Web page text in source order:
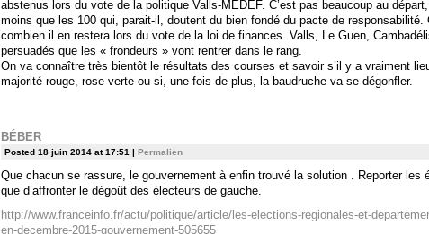
abstenus lors du vote de la politique Valls-MEDEF. C’est pas beaucoup au
moins que les 100 qui, parait-il, doutent du bien fondé du pacte de responsabilité.
combien il en restera lors du vote de la loi de finances. Valls, Le Guen,
persuadés que les « frondeurs » vont rentrer dans le rang.
On va connaître très bientôt le résultats des courses et savoir s’il y a vraiment
majorité rouge, rose verte ou si, une fois de plus, la baudruche va se dégonfler.
BÉBER
Posted 18 juin 2014 at 17:51 | Permalien
Que chacun se rassure, le gouvernement à enfin trouvé la solution . Reporter les
que d’affronter le dégoût des électeurs de gauche.
http://www.franceinfo.fr/actu/politique/article/les-elections-regionales-et-
en-decembre-2015-gouvernement-505655